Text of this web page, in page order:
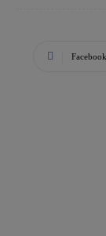
Facebook